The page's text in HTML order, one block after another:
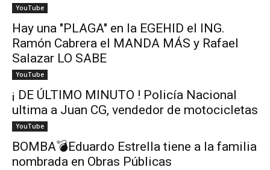
YouTube
Hay una "PLAGA" en la EGEHID el ING.
Ramón Cabrera el MANDA MÁS y Rafael
Salazar LO SABE
YouTube
¡ DE ÚLTIMO MINUTO ! Policía Nacional
ultima a Juan CG, vendedor de motocicletas
YouTube
BOMBA💣Eduardo Estrella tiene a la familia
nombrada en Obras Públicas